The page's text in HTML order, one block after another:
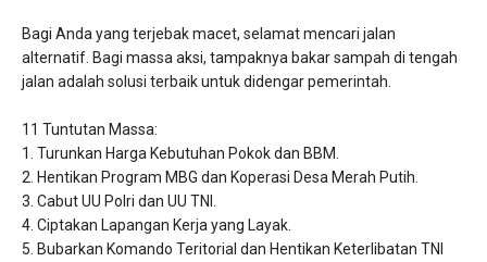
​Bagi Anda yang terjebak macet, selamat mencari jalan
alternatif. Bagi massa aksi, tampaknya bakar sampah di tengah
jalan adalah solusi terbaik untuk didengar pemerintah.
​11 Tuntutan Massa:
​1. Turunkan Harga Kebutuhan Pokok dan BBM.
​2. Hentikan Program MBG dan Koperasi Desa Merah Putih.
​3. Cabut UU Polri dan UU TNI.
​4. Ciptakan Lapangan Kerja yang Layak.
​5. Bubarkan Komando Teritorial dan Hentikan Keterlibatan TNI